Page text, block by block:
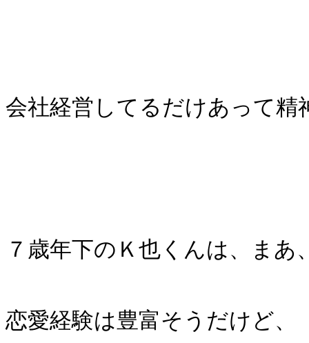
会社経営してるだけあって精
７歳年下のＫ也くんは、ま
恋愛経験は豊富そうだけど、